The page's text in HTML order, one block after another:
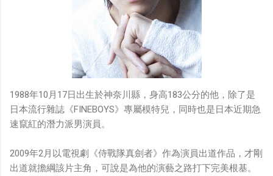
1988年10月17日出生於神奈川縣，身高183公分的他，除了是
日本流行雜誌《FINEBOYS》專屬模特兒，同時也是日本近期急
速竄紅的潛力派男演員。
2009年2月以電視劇《侍戰隊真劍者》作為演員出道作品，才剛
出道就擔綱該片主角，可說是為他的演藝之路打下完美根基。